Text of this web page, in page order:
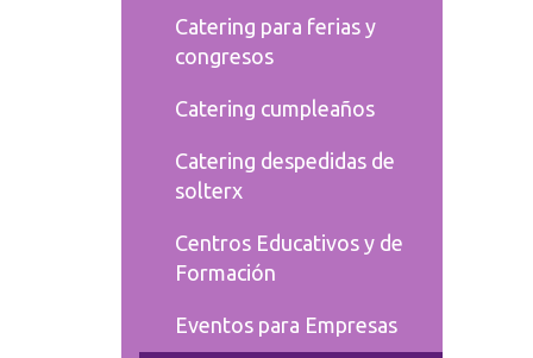
Catering para ferias y
congresos
Catering cumpleaños
Catering despedidas de
solterx
Centros Educativos y de
Formación
Eventos para Empresas